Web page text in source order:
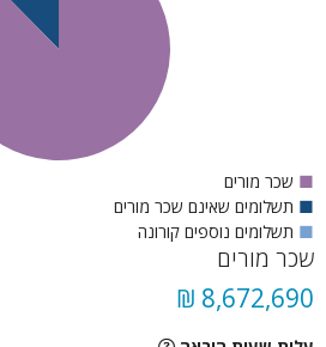
■ שכר מורים
■ תשלומים שאינם שכר מורים
■ תשלומים נוספים קורונה
שכר מורים
8,672,690 ₪